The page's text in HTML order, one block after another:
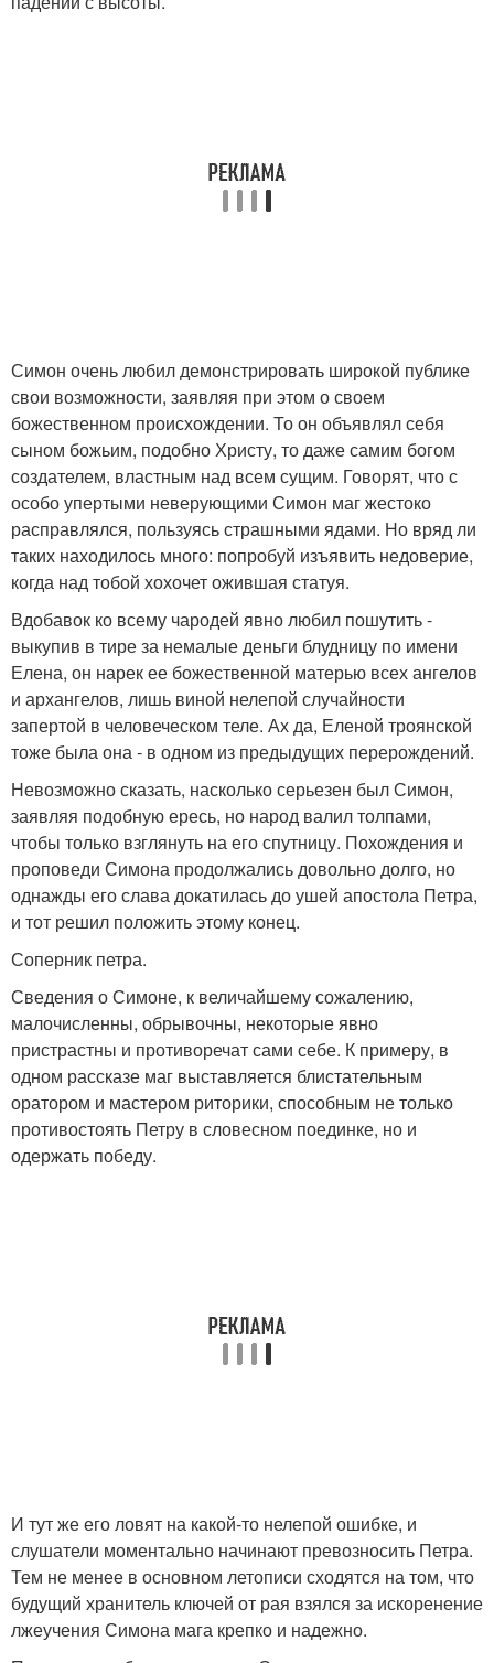
Симон очень любил демонстрировать широкой публике
свои возможности, заявляя при этом о своем
божественном происхождении. То он объявлял себя
сыном божьим, подобно Христу, то даже самим богом
создателем, властным над всем сущим. Говорят, что с
особо упертыми неверующими Симон маг жестоко
расправлялся, пользуясь страшными ядами. Но вряд ли
таких находилось много: попробуй изъявить недоверие,
когда над тобой хохочет ожившая статуя.
Вдобавок ко всему чародей явно любил пошутить -
выкупив в тире за немалые деньги блудницу по имени
Елена, он нарек ее божественной матерью всех ангелов
и архангелов, лишь виной нелепой случайности
запертой в человеческом теле. Ах да, Еленой троянской
тоже была она - в одном из предыдущих перерождений.
Невозможно сказать, насколько серьезен был Симон,
заявляя подобную ересь, но народ валил толпами,
чтобы только взглянуть на его спутницу. Похождения и
проповеди Симона продолжались довольно долго, но
однажды его слава докатилась до ушей апостола Петра,
и тот решил положить этому конец.
Соперник петра.
Сведения о Симоне, к величайшему сожалению,
малочисленны, обрывочны, некоторые явно
пристрастны и противоречат сами себе. К примеру, в
одном рассказе маг выставляется блистательным
оратором и мастером риторики, способным не только
противостоять Петру в словесном поединке, но и
одержать победу.
И тут же его ловят на какой-то нелепой ошибке, и
слушатели моментально начинают превозносить Петра.
Тем не менее в основном летописи сходятся на том, что
будущий хранитель ключей от рая взялся за искоренение
лжеучения Симона мага крепко и надежно.